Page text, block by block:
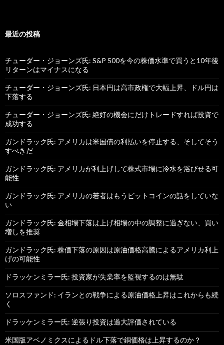
最近の投稿
チューダー・ジョーンズ氏: S&P 500を今の株価水準で買うと10年後
リターンはマイナスになる
チューダー・ジョーンズ氏: 日本円は高市政権で大幅上昇、ドル円は
下落する
チューダー・ジョーンズ氏: 絶好の機会にだけトレードすれば投資で
成功する
ガンドラック氏: アメリカは米国債の利払いを停止する、そしてそう
すべきだ
ガンドラック氏: アメリカが利上げして株式市場に冷水を浴びせる可
能性
ガンドラック氏: アメリカの若者はもうビットコインの話をしていな
い
ガンドラック氏: 金相場下落は上げ相場の中の調整に過ぎない、買い
増しを推奨
ガンドラック氏: 株価下落の原因は原油価格高騰によるアメリカ利上
げの可能性
ドラッケンミラー氏: 投資家が失業率を監視するのは無駄
ソロスファンド: イランとの戦争による原油価格上昇はこれからも続
く
ドラッケンミラー氏: 逆張り投資は過大評価されている
米国版アベノミクスによるドル下落で銅価格は上昇するのか？